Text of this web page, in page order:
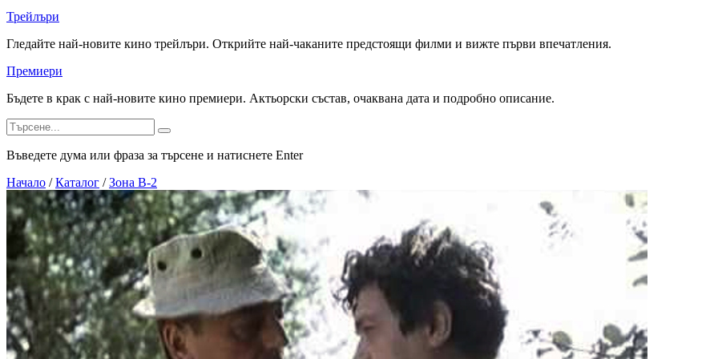
Трейлъри
Гледайте най-новите кино трейлъри. Открийте най-чаканите предстоящи филми и вижте първи впечатления.
Премиери
Бъдете в крак с най-новите кино премиери. Актьорски състав, очаквана дата и подробно описание.
Въведете дума или фраза за търсене и натиснете Enter
Начало / Каталог / Зона В-2